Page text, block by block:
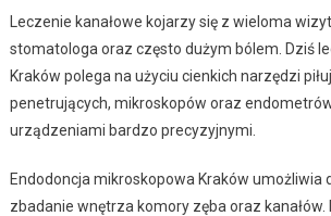
Leczenie kanałowe kojarzy się z wieloma
stomatologa oraz często dużym bólem. Dziś
Kraków polega na użyciu cienkich narzędzi
penetrujących, mikroskopów oraz
urządzeniami bardzo precyzyjnymi.
Endodoncja mikroskopowa Kraków umożliwia
zbadanie wnętrza komory zęba oraz kanałów.